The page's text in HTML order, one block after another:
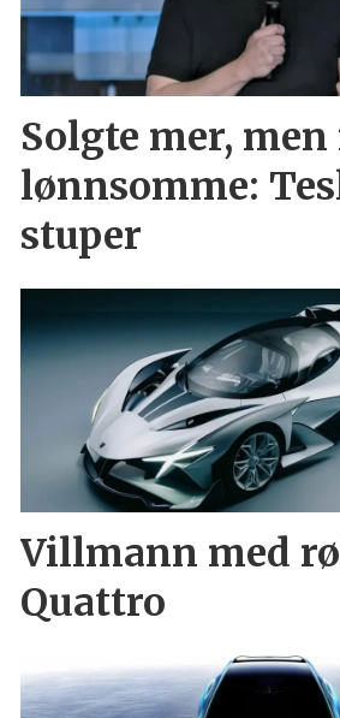
Solgte mer,
lønnsomme:
stuper
Villmann med
Quattro